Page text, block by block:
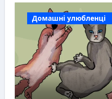
Домашні улюбленці